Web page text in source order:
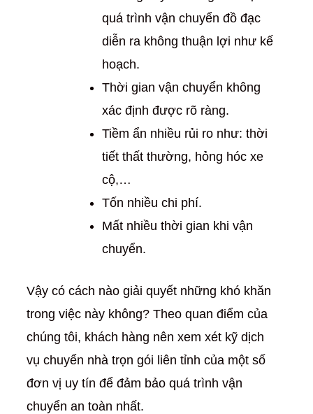
quá trình vận chuyển đồ đạc
diễn ra không thuận lợi như kế
hoạch.
Thời gian vận chuyển không
xác định được rõ ràng.
Tiềm ẩn nhiều rủi ro như: thời
tiết thất thường, hỏng hóc xe
cộ,…
Tốn nhiều chi phí.
Mất nhiều thời gian khi vận
chuyển.
Vậy có cách nào giải quyết những khó khăn
trong việc này không? Theo quan điểm của
chúng tôi, khách hàng nên xem xét kỹ dịch
vụ chuyển nhà trọn gói liên tỉnh của một số
đơn vị uy tín để đảm bảo quá trình vận
chuyển an toàn nhất.